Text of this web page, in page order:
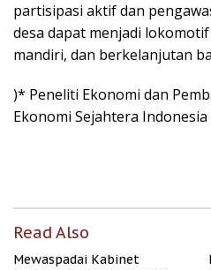
partisipasi aktif dan
desa dapat menjadi
mandiri, dan berkelanjutan
)* Peneliti Ekonomi dan
Ekonomi Sejahtera Indonesia
Read Also
Mewaspadai Kabinet